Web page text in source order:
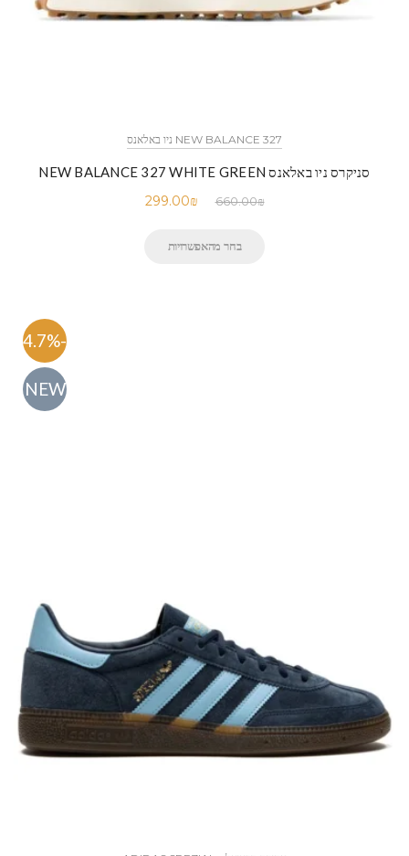
NEW BALANCE 327 ניו באלאנס
סניקרס ניו באלאנס NEW BALANCE 327 WHITE GREEN
660.00₪
299.00₪
בחר מהאפשרויות
-54.7%
NEW